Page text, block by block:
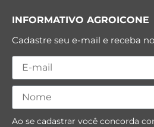
INFORMATIVO AGROICONE
Cadastre seu e-mail e receba
Ao se cadastrar você concorda